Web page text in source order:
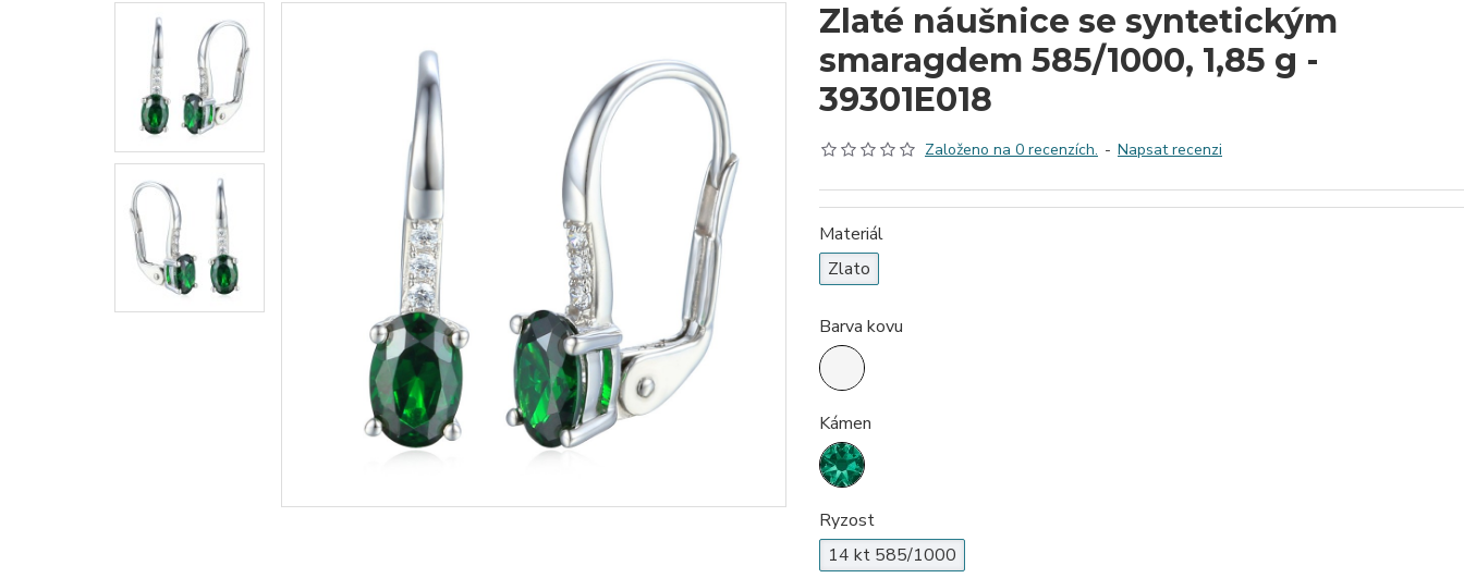
Zlaté náušnice se syntetickým
smaragdem 585/1000, 1,85 g -
39301E018
Založeno na 0 recenzích. - Napsat recenzi
Materiál
Zlato
Barva kovu
Kámen
Ryzost
14 kt 585/1000